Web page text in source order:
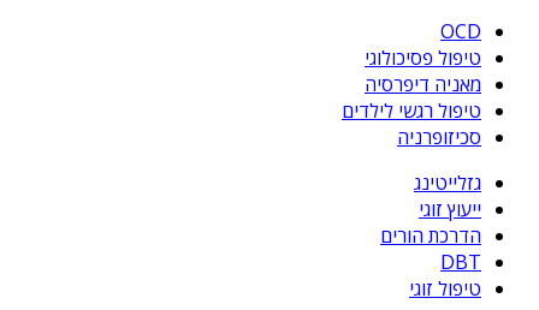
OCD
טיפול פסיכולוגי
מאניה דיפרסיה
טיפול רגשי לילדים
סכיזופרניה
גזלייטינג
ייעוץ זוגי
הדרכת הורים
DBT
טיפול זוגי